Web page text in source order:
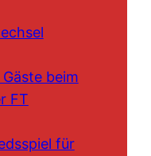
beim
FT
für